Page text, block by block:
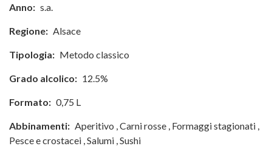
Anno: s.a.
Regione: Alsace
Tipologia: Metodo classico
Grado alcolico: 12.5%
Formato: 0,75 L
Abbinamenti: Aperitivo ,Carni rosse , Formaggi stagionati ,
Pesce e crostacei ,Salumi ,Sushi